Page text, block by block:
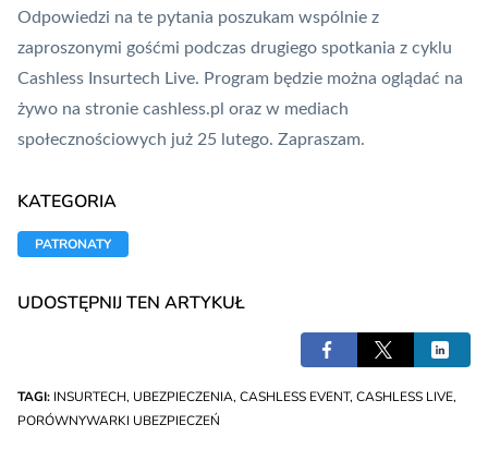
Odpowiedzi na te pytania poszukam wspólnie z
zaproszonymi gośćmi podczas drugiego spotkania z cyklu
Cashless Insurtech Live. Program będzie można oglądać na
żywo na stronie cashless.pl oraz w mediach
społecznościowych już 25 lutego. Zapraszam.
KATEGORIA
PATRONATY
UDOSTĘPNIJ TEN ARTYKUŁ
TAGI: INSURTECH, UBEZPIECZENIA, CASHLESS EVENT, CASHLESS LIVE,
PORÓWNYWARKI UBEZPIECZEŃ